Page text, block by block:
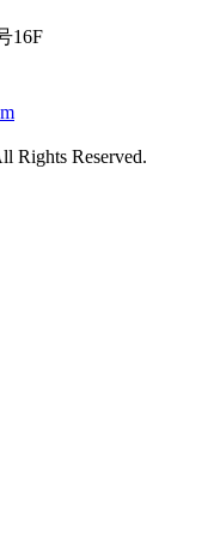
16F
Reserved.